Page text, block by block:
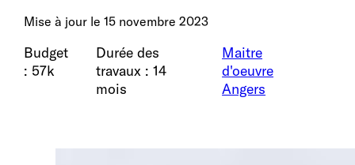
Mise à jour le 15 novembre 2023
Budget
: 57k
Durée des
travaux : 14
mois
Maitre
d'oeuvre
Angers